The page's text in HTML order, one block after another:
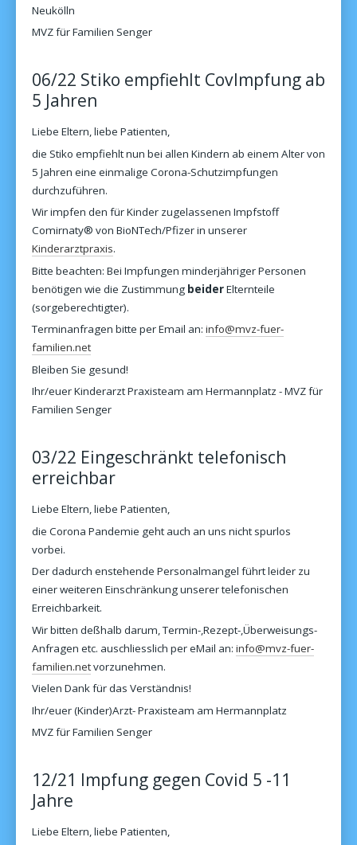
Neukölln
MVZ für Familien Senger
06/22 Stiko empfiehlt CovImpfung ab
5 Jahren
Liebe Eltern, liebe Patienten,
die Stiko empfiehlt nun bei allen Kindern ab einem Alter von
5 Jahren eine einmalige Corona-Schutzimpfungen
durchzuführen.
Wir impfen den für Kinder zugelassenen Impfstoff
Comirnaty® von BioNTech/Pfizer in unserer
Kinderarztpraxis.
Bitte beachten: Bei Impfungen minderjähriger Personen
benötigen wie die Zustimmung beiderElternteile
(sorgeberechtigter).
Terminanfragen bitte per Email an: info@mvz-fuer-
familien.net
Bleiben Sie gesund!
Ihr/euer Kinderarzt Praxisteam am Hermannplatz - MVZ für
Familien Senger
03/22 Eingeschränkt telefonisch
erreichbar
Liebe Eltern, liebe Patienten,
die Corona Pandemie geht auch an uns nicht spurlos
vorbei.
Der dadurch enstehende Personalmangel führt leider zu
einer weiteren Einschränkung unserer telefonischen
Erreichbarkeit.
Wir bitten deßhalb darum, Termin-,Rezept-,Überweisungs-
Anfragen etc. auschliesslich per eMail an: info@mvz-fuer-
familien.netvorzunehmen.
Vielen Dank für das Verständnis!
Ihr/euer (Kinder)Arzt- Praxisteam am Hermannplatz
MVZ für Familien Senger
12/21 Impfung gegen Covid 5 -11
Jahre
Liebe Eltern, liebe Patienten,